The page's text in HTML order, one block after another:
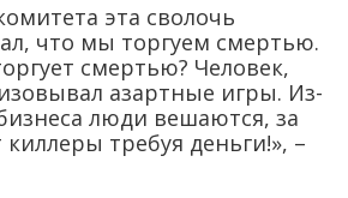
эта сволочь
что мы торгуем смертью.
смертью? Человек,
азартные игры. Из-
люди вешаются, за
требуя деньги!», –